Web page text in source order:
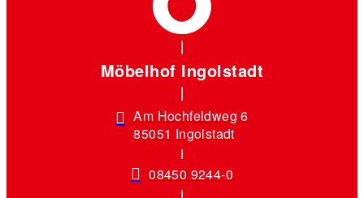
Möbelhof Ingolstadt
Am Hochfeldweg 6
85051 Ingolstadt
08450 9244-0